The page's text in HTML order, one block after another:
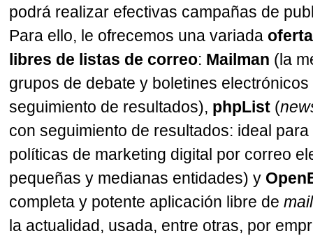
podrá realizar efectivas campañas de
Para ello, le ofrecemos una variada
libres de listas de correo: Mailman (la
grupos de debate y boletines
seguimiento de resultados), phpList (
con seguimiento de resultados: ideal
políticas de marketing digital por correo
pequeñas y medianas entidades) y
completa y potente aplicación libre de
la actualidad, usada, entre otras, por